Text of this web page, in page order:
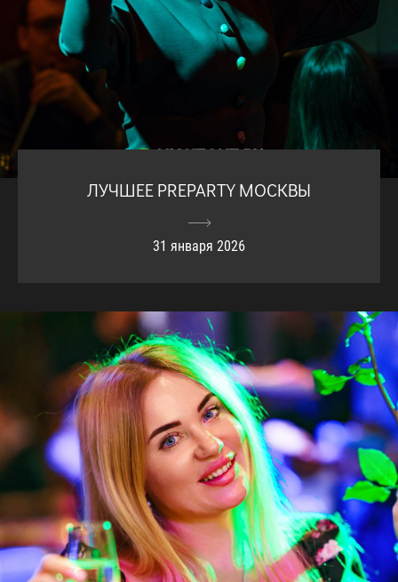
ЛУЧШЕЕ PREPARTY МОСКВЫ
31 января 2026